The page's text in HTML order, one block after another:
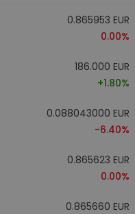
0.865953 EUR
0.00%
186.000 EUR
+1.80%
0.088043000 EUR
-6.40%
0.865623 EUR
0.00%
0.865660 EUR